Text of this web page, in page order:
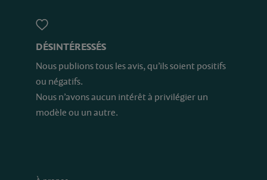
DÉSINTÉRESSÉS
Nous publions tous les avis, qu’ils soient positifs
ou négatifs.
Nous n’avons aucun intérêt à privilégier un
modèle ou un autre.